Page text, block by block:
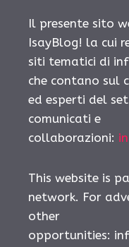
Il presente sito
IsayBlog! la cui
siti tematici di
che contano sul
ed esperti del
comunicati e
collaborazioni:
This website is
network. For
other
opportunities: